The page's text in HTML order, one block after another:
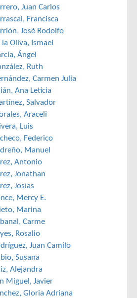
Juan Carlos
Francisca
José Rodolfo
Oliva, Ismael
Ángel
Ruth
Carmen Julia
Ana Leticia
Salvador
Araceli
Luis
Federico
Manuel
Antonio
Jonathan
Josías
Mercy E.
Marina
Carme
Rosalio
Juan Camilo
Susana
Alejandra
Miguel, Javier
Gloria Adriana